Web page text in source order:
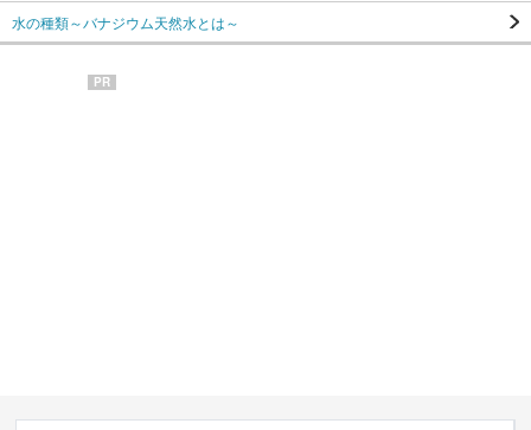
水の種類～バナジウム天然水とは～
PR